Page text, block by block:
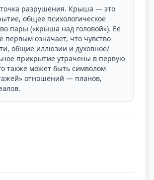
разрушения. Крыша — это
общее психологическое
пары («крыша над головой»). Её
первым означает, что чувство
общие иллюзии и духовное/
прикрытие утрачены в первую
также может быть символом
отношений — планов,